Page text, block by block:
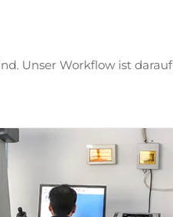
Unser Workflow ist darauf